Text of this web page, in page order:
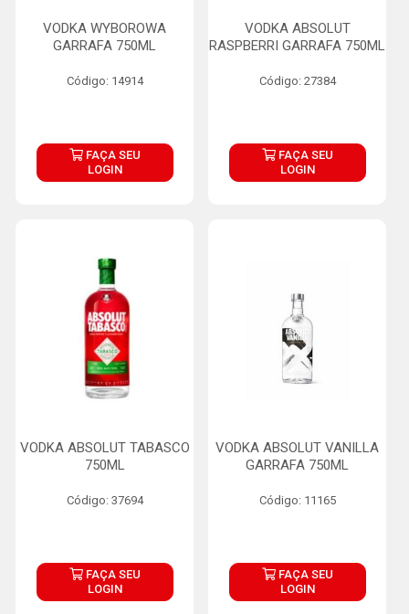
VODKA WYBOROWA
GARRAFA 750ML
Código: 14914
FAÇA SEU
LOGIN
VODKA ABSOLUT
RASPBERRI GARRAFA 750ML
Código: 27384
FAÇA SEU
LOGIN
VODKA ABSOLUT TABASCO
750ML
Código: 37694
FAÇA SEU
LOGIN
VODKA ABSOLUT VANILLA
GARRAFA 750ML
Código: 11165
FAÇA SEU
LOGIN